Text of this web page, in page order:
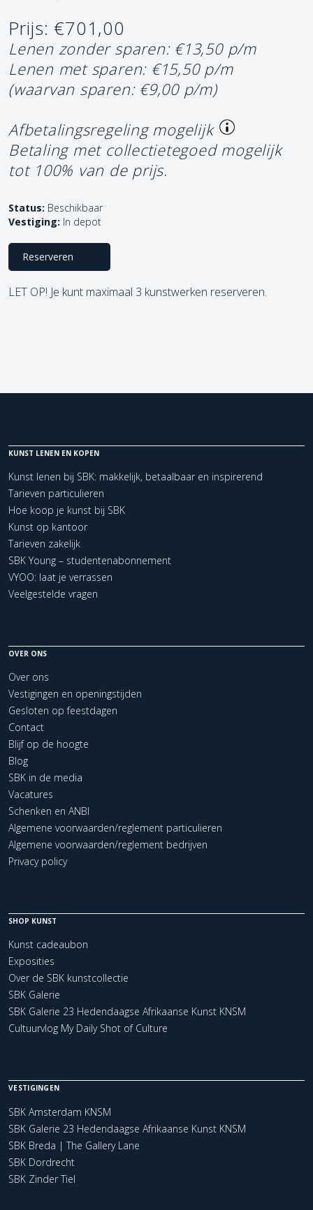
Prijs: €701,00
Lenen zonder sparen: €13,50 p/m
Lenen met sparen: €15,50 p/m
(waarvan sparen: €9,00 p/m)
Afbetalingsregeling mogelijk
Betaling met collectietegoed mogelijk
tot 100% van de prijs.
Status: Beschikbaar
Vestiging: In depot
Reserveren
LET OP! Je kunt maximaal 3 kunstwerken reserveren.
KUNST LENEN EN KOPEN
Kunst lenen bij SBK: makkelijk, betaalbaar en inspirerend
Tarieven particulieren
Hoe koop je kunst bij SBK
Kunst op kantoor
Tarieven zakelijk
SBK Young – studentenabonnement
VYOO: laat je verrassen
Veelgestelde vragen
OVER ONS
Over ons
Vestigingen en openingstijden
Gesloten op feestdagen
Contact
Blijf op de hoogte
Blog
SBK in de media
Vacatures
Schenken en ANBI
Algemene voorwaarden/reglement particulieren
Algemene voorwaarden/reglement bedrijven
Privacy policy
SHOP KUNST
Kunst cadeaubon
Exposities
Over de SBK kunstcollectie
SBK Galerie
SBK Galerie 23 Hedendaagse Afrikaanse Kunst KNSM
Cultuurvlog My Daily Shot of Culture
VESTIGINGEN
SBK Amsterdam KNSM
SBK Galerie 23 Hedendaagse Afrikaanse Kunst KNSM
SBK Breda | The Gallery Lane
SBK Dordrecht
SBK Zinder Tiel